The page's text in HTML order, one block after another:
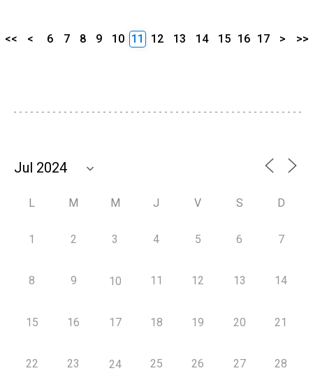
<< < 6 7 8 9 10 11 12 13 14 15 16 17 > >>
L M M J V S D
1 2 3 4 5 6 7
8 9 10 11 12 13 14
15 16 17 18 19 20 21
22 23 24 25 26 27 28